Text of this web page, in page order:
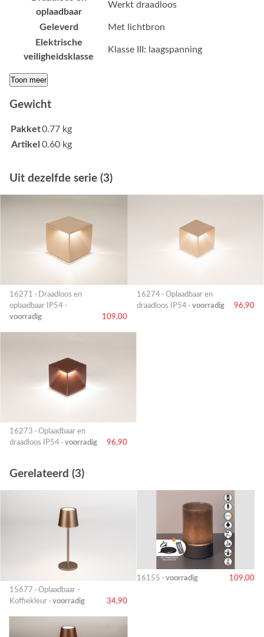
oplaadbaar
Werkt draadloos
Geleverd
Met lichtbron
Elektrische
veiligheidsklasse
Klasse III: laagspanning
Toon meer
Gewicht
Pakket0.77 kg
Artikel 0.60 kg
Uit dezelfde serie (3)
16271 · Draadloos en
oplaadbaar IP54 ·
voorradig
109,00
16274 · Oplaadbaar en
draadloos IP54 · voorradig 96,90
16273 · Oplaadbaar en
draadloos IP54 · voorradig 96,90
Gerelateerd (3)
15677 · Oplaadbaar -
Koffiekleur · voorradig 34,90
16155 · voorradig 109,00